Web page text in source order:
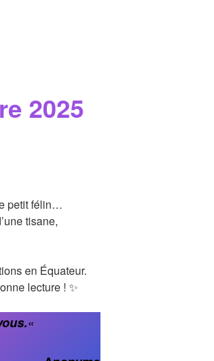
2025
petit félin…
tisane,
en Équateur.
lecture ! ✨
«